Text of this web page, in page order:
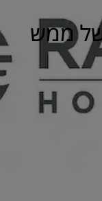
ממש